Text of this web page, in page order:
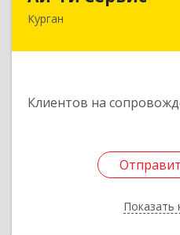
Курган
Клиентов на
Показать